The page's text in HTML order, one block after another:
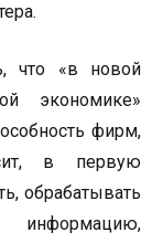
что «в новой
экономике»
фирм,
в первую
обрабатывать
информацию,